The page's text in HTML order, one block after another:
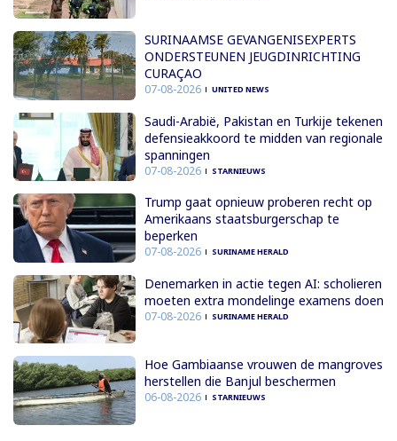
SURINAAMSE GEVANGENISEXPERTS
ONDERSTEUNEN JEUGDINRICHTING
CURAÇAO
07-08-2026 UNITED NEWS
Saudi-Arabië, Pakistan en Turkije tekenen
defensieakkoord te midden van regionale
spanningen
07-08-2026 STARNIEUWS
Trump gaat opnieuw proberen recht op
Amerikaans staatsburgerschap te
beperken
07-08-2026 SURINAME HERALD
Denemarken in actie tegen AI: scholieren
moeten extra mondelinge examens doen
07-08-2026 SURINAME HERALD
Hoe Gambiaanse vrouwen de mangroves
herstellen die Banjul beschermen
06-08-2026 STARNIEUWS